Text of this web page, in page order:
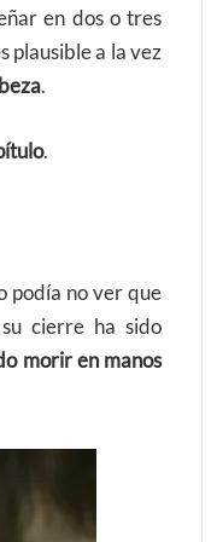
en dos o tres
plausible a la vez
.
.
podía no ver que
cierre ha sido
morir en manos